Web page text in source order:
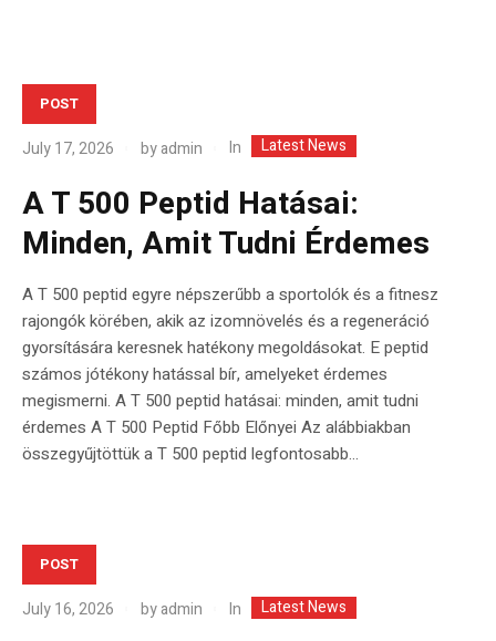
POST
July 17, 2026 byadmin In Latest News
A T 500 Peptid Hatásai:
Minden, Amit Tudni Érdemes
A T 500 peptid egyre népszerűbb a sportolók és a fitnesz
rajongók körében, akik az izomnövelés és a regeneráció
gyorsítására keresnek hatékony megoldásokat. E peptid
számos jótékony hatással bír, amelyeket érdemes
megismerni. A T 500 peptid hatásai: minden, amit tudni
érdemes A T 500 Peptid Főbb Előnyei Az alábbiakban
összegyűjtöttük a T 500 peptid legfontosabb...
POST
July 16, 2026 byadmin In Latest News